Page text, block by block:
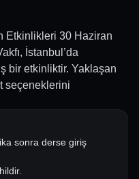
Etkinlikleri 30 Haziran
İstanbul’da
bir etkinliktir. Yaklaşan
seçeneklerini
sonra derse giriş